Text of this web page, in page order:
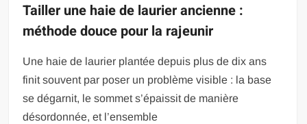
Tailler une haie de laurier ancienne :
méthode douce pour la rajeunir
Une haie de laurier plantée depuis plus de dix ans
finit souvent par poser un problème visible : la base
se dégarnit, le sommet s’épaissit de manière
désordonnée, et l’ensemble